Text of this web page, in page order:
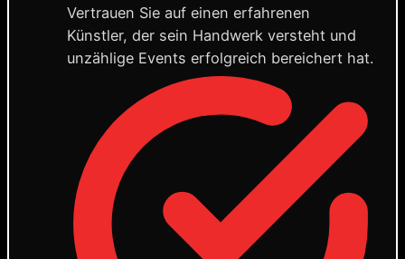
Vertrauen Sie auf einen erfahrenen
Künstler, der sein Handwerk versteht und
unzählige Events erfolgreich bereichert hat.